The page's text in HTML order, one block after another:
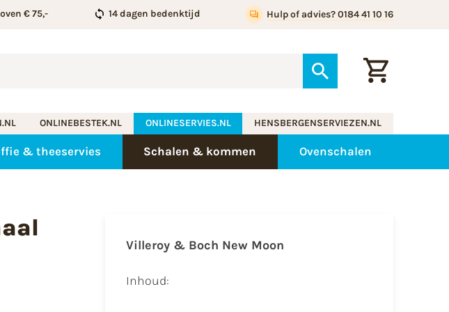
€ 75,- 14 dagen bedenktijd Hulp of advies? 0184 41 10 16
ONLINEBESTEK.NL ONLINESERVIES.NL HENSBERGENSERVIEZEN.NL
& theeservies Schalen & kommen Ovenschalen
Villeroy & Boch New Moon
Inhoud: